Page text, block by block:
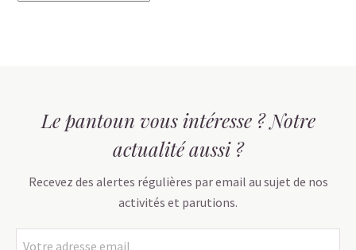
Le pantoun vous intéresse ? Notre
actualité aussi ?
Recevez des alertes régulières par email au sujet de nos
activités et parutions.